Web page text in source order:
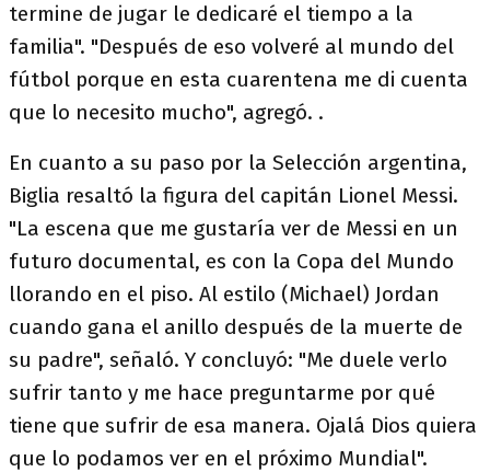
termine de jugar le dedicaré el tiempo a la
familia". "Después de eso volveré al mundo del
fútbol porque en esta cuarentena me di cuenta
que lo necesito mucho", agregó. .
En cuanto a su paso por la Selección argentina,
Biglia resaltó la figura del capitán Lionel Messi.
"La escena que me gustaría ver de Messi en un
futuro documental, es con la Copa del Mundo
llorando en el piso. Al estilo (Michael) Jordan
cuando gana el anillo después de la muerte de
su padre", señaló. Y concluyó: "Me duele verlo
sufrir tanto y me hace preguntarme por qué
tiene que sufrir de esa manera. Ojalá Dios quiera
que lo podamos ver en el próximo Mundial".